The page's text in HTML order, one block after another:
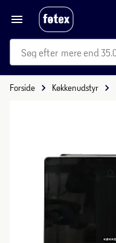
mere end
Forside Køkkenudstyr